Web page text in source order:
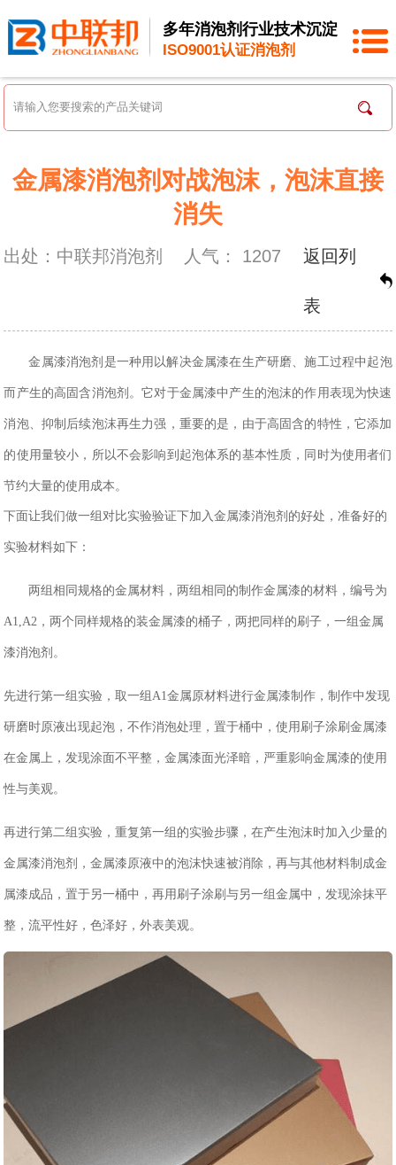
多年消泡剂行业技术沉淀
ISO9001认证消泡剂
金属漆消泡剂对战泡沫，泡沫直接
消失
出处：中联邦消泡剂 人气： 1207 返回列
表
金属漆消泡剂 是一种用以解决金属漆在生产研磨、施工过程中起泡
而产生的高固含消泡剂。它对于金属漆中产生的泡沫的作用表现为快速
消泡、抑制后续泡沫再生力强，重要的是，由于高固含的特性，它添加
的使用量较小，所以不会影响到起泡体系的基本性质，同时为使用者们
节约大量的使用成本。
下面让我们做一组对比实验验证下加入金属漆消泡剂的好处，准备好的
实验材料如下：
两组相同规格的金属材料，两组相同的制作金属漆的材料，编号为
A1,A2，两个同样规格的装金属漆的桶子，两把同样的刷子，一组金属
漆消泡剂。
先进行第一组实验，取一组A1金属原材料进行金属漆制作，制作中发现
研磨时原液出现起泡，不作消泡处理，置于桶中，使用刷子涂刷金属漆
在金属上，发现涂面不平整，金属漆面光泽暗，严重影响金属漆的使用
性与美观。
再进行第二组实验，重复第一组的实验步骤，在产生泡沫时加入少量的
金属漆消泡剂 ，金属漆原液中的泡沫快速被消除，再与其他材料制成金
属漆成品，置于另一桶中，再用刷子涂刷与另一组金属中，发现涂抹平
整，流平性好，色泽好，外表美观。